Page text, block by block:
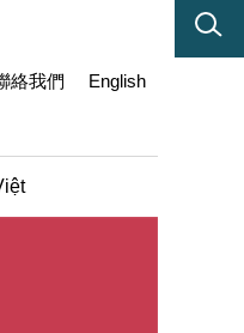
絡我們 English